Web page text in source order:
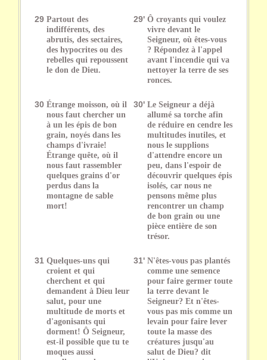
29 Partout des
indifférents, des
abrutis, des sectaires,
des hypocrites ou des
rebelles qui repoussent
le don de Dieu.
29' Ô croyants qui voulez
vivre devant le
Seigneur, où êtes-vous
? Répondez à l'appel
avant l'incendie qui va
nettoyer la terre de ses
ronces.
30 Étrange moisson, où il
nous faut chercher un
à un les épis de bon
grain, noyés dans les
champs d'ivraie!
Étrange quête, où il
nous faut rassembler
quelques grains d'or
perdus dans la
montagne de sable
mort!
30' Le Seigneur a déjà
allumé sa torche afin
de réduire en cendre les
multitudes inutiles, et
nous le supplions
d'attendre encore un
peu, dans l'espoir de
découvrir quelques épis
isolés, car nous ne
pensons même plus
rencontrer un champ
de bon grain ou une
pièce entière de son
trésor.
31 Quelques-uns qui
croient et qui
cherchent et qui
demandent à Dieu leur
salut, pour une
multitude de morts et
d'agonisants qui
dorment! Ô Seigneur,
est-il possible que tu te
moques aussi
31' N'êtes-vous pas plantés
comme une semence
pour faire germer toute
la terre devant le
Seigneur? Et n'êtes-
vous pas mis comme un
levain pour faire lever
toute la masse des
créatures jusqu'au
salut de Dieu? dit